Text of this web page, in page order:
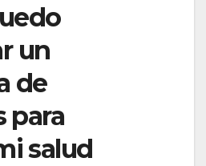
un
de
para
salud